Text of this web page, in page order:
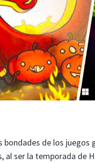
bondades de los
al ser la temporada de